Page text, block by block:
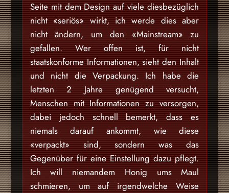
Seite mit dem Design auf viele diesbezüglich
nicht «seriös» wirkt, ich werde dies aber
nicht ändern, um den «Mainstream» zu
gefallen. Wer offen ist, für nicht
staatskonforme Informationen, sieht den Inhalt
und nicht die Verpackung. Ich habe die
letzten 2 Jahre genügend versucht,
Menschen mit Informationen zu versorgen,
dabei jedoch schnell bemerkt, dass es
niemals darauf ankommt, wie diese
«verpackt» sind, sondern was das
Gegenüber für eine Einstellung dazu pflegt.
Ich will niemandem Honig ums Maul
schmieren, um auf irgendwelche Weise